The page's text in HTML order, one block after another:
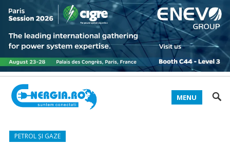
MENU
PETROL ȘI GAZE